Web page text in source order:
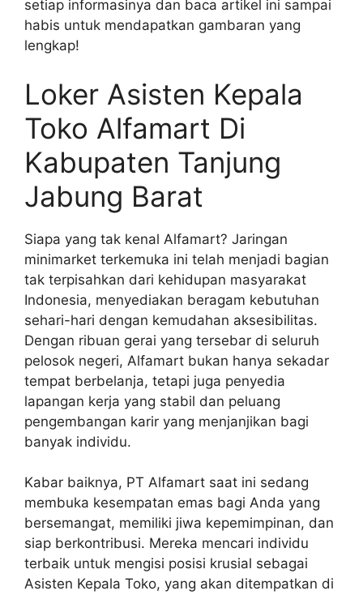
setiap informasinya dan baca artikel ini sampai
habis untuk mendapatkan gambaran yang
lengkap!
Loker Asisten Kepala
Toko Alfamart Di
Kabupaten Tanjung
Jabung Barat
Siapa yang tak kenal Alfamart? Jaringan
minimarket terkemuka ini telah menjadi bagian
tak terpisahkan dari kehidupan masyarakat
Indonesia, menyediakan beragam kebutuhan
sehari-hari dengan kemudahan aksesibilitas.
Dengan ribuan gerai yang tersebar di seluruh
pelosok negeri, Alfamart bukan hanya sekadar
tempat berbelanja, tetapi juga penyedia
lapangan kerja yang stabil dan peluang
pengembangan karir yang menjanjikan bagi
banyak individu.
Kabar baiknya, PT Alfamart saat ini sedang
membuka kesempatan emas bagi Anda yang
bersemangat, memiliki jiwa kepemimpinan, dan
siap berkontribusi. Mereka mencari individu
terbaik untuk mengisi posisi krusial sebagai
Asisten Kepala Toko, yang akan ditempatkan di